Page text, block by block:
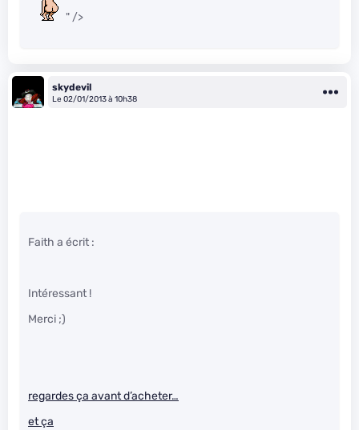
" />
skydevil
Le 02/01/2013 à 10h38
Faith a écrit :
Intéressant !
Merci ;)
regardes ça avant d’acheter…
et ça